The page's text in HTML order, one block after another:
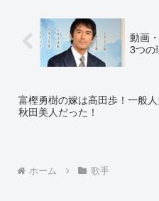
動画
3つの
富樫勇樹の嫁は高田歩！一般
秋田美人だった！
ホーム 歌手